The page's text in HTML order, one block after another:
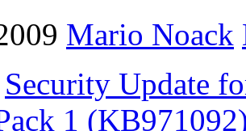
Mario Noack
Security Update
1